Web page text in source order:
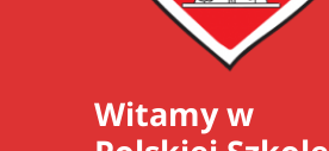
Witamy w